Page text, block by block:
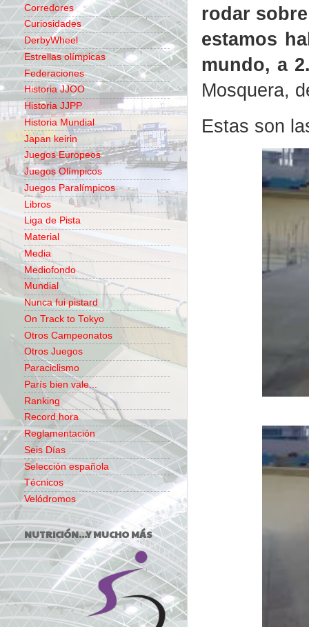
rodar
estamos
mundo, a
Mosquera,
Estas son
Corredores
Curiosidades
DerbyWheel
Estrellas olímpicas
Federaciones
Historia JJOO
Historia JJPP
Historia Mundial
Japan keirin
Juegos Europeos
Juegos Olímpicos
Juegos Paralímpicos
Libros
Liga de Pista
Material
Media
Mediofondo
Mundial
Nunca fui pistard
On Track to Tokyo
Otros Campeonatos
Otros Juegos
Paraciclismo
París bien vale...
Ranking
Record hora
Reglamentación
Seis Días
Selección española
Técnicos
Velódromos
NUTRICIÓN...Y MUCHO MÁS